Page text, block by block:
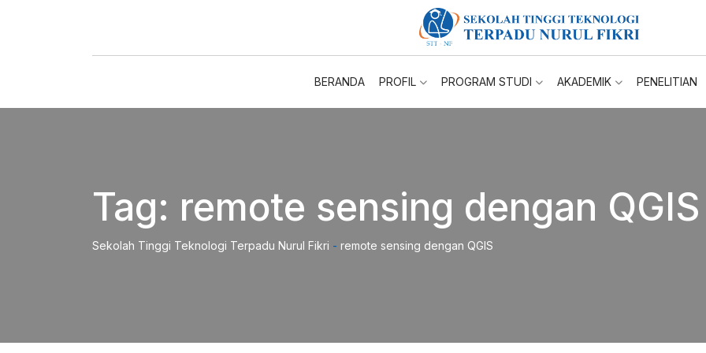
BERANDA PROFIL PROGRAM STUDI AKADEMIK PENELITIAN
Tag: remote sensing dengan QGIS
Sekolah Tinggi Teknologi Terpadu Nurul Fikri - remote sensing dengan QGIS